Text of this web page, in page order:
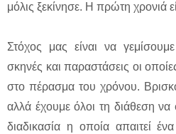
μόλις ξεκίνησε. Η πρώτη χρονιά
Στόχος μας είναι να
σκηνές και παραστάσεις οι
στο πέρασμα του χρόνου.
αλλά έχουμε όλοι τη διάθεση
διαδικασία η οποία απαιτεί